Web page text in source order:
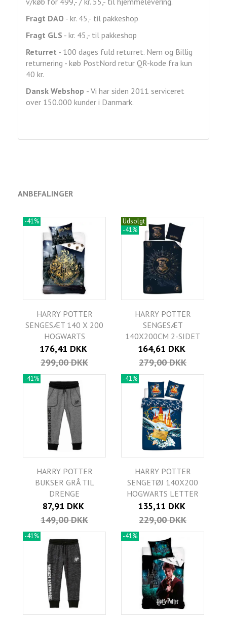
Fragt DAO - kr. 45,- til pakkeshop
Fragt GLS - kr. 45,- til pakkeshop
Returret - 100 dages fuld returret. Nem og Billig
returnering - køb PostNord retur QR-kode fra kun
40 kr.
Dansk Webshop - Vi har siden 2011 serviceret
over 150.000 kunder i Danmark.
ANBEFALINGER
-41%
HARRY POTTER
SENGESÆT 140 X 200
HOGWARTS
176,41 DKK
299,00 DKK
Udsolgt
-41%
HARRY POTTER
SENGESÆT
140X200CM 2-SIDET
164,61 DKK
279,00 DKK
-41%
HARRY POTTER
BUKSER GRÅ TIL
DRENGE
87,91 DKK
149,00 DKK
-41%
HARRY POTTER
SENGETØJ 140X200
HOGWARTS LETTER
135,11 DKK
229,00 DKK
-41% -41%